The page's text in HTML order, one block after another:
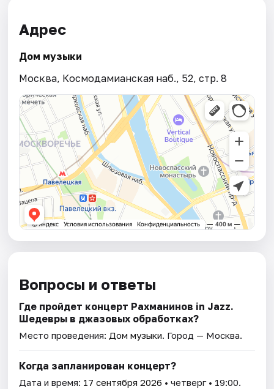
Адрес
Дом музыки
Москва, Космодамианская наб., 52, стр. 8
Вопросы и ответы
Где пройдет концерт Рахманинов in Jazz.
Шедевры в джазовых обработках?
Место проведения: Дом музыки. Город — Москва.
Когда запланирован концерт?
Дата и время: 17 сентября 2026 • четверг • 19:00.